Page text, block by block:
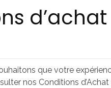
d’achat
que votre
nos Conditions